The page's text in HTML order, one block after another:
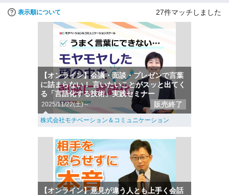
表示順について 27件マッチしました
【オンライン】会議・面談・プレゼンで言葉
に詰まらない！ 言いたいことがスッと出てく
る「言語化する技術」実践セミナー
2025/11/22(土)～ 販売終了
株式会社モチベーション＆コミュニケーション
【オンライン】意見が違う人とも上手く会話